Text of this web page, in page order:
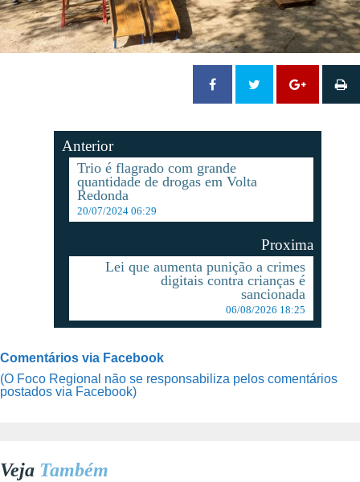
Anterior
Trio é flagrado com grande
quantidade de drogas em Volta
Redonda
20/07/2024 06:29
Proxima
Lei que aumenta punição a crimes
digitais contra crianças é
sancionada
06/08/2026 18:25
Comentários via Facebook
(O Foco Regional não se responsabiliza pelos comentários
postados via Facebook)
Veja Também